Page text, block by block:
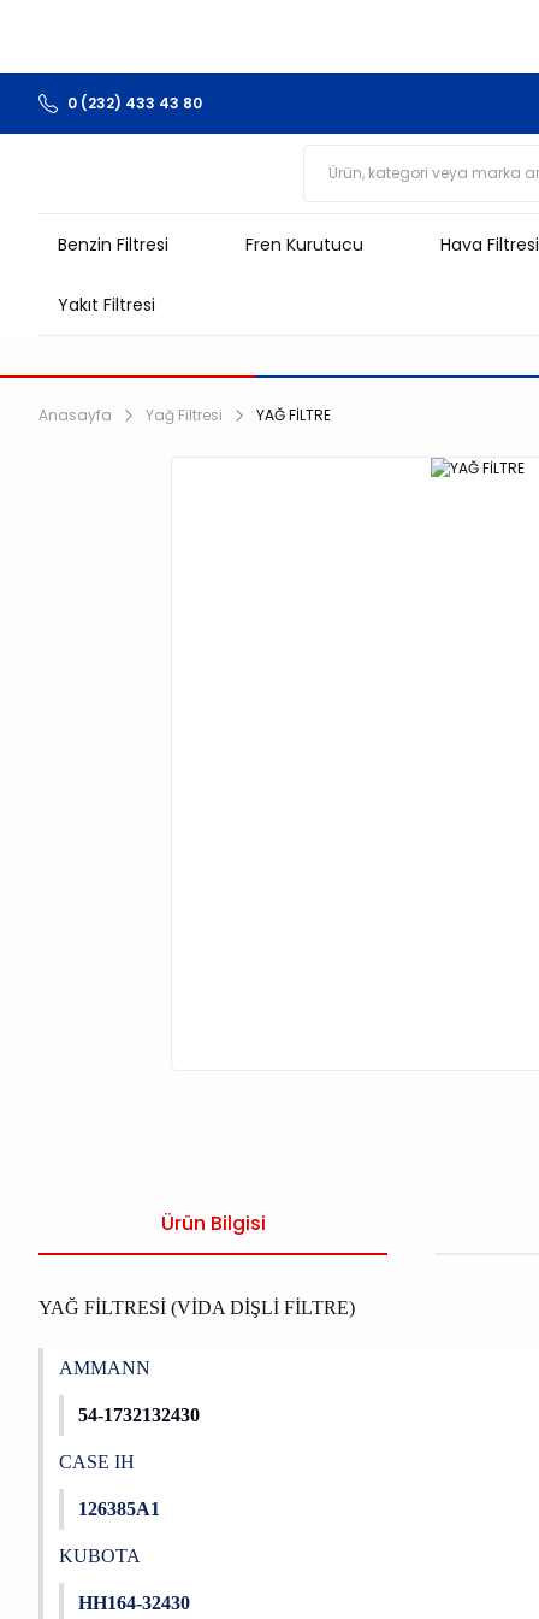
0 (232) 433 43 80
Benzin Filtresi Fren Kurutucu Hava Filtresi
Yakıt Filtresi
Anasayfa Yağ Filtresi YAĞ FİLTRE
Ürün Bilgisi
YAĞ FİLTRESİ (VİDA DİŞLİ FİLTRE)
AMMANN
54-1732132430
CASE IH
126385A1
KUBOTA
HH164-32430